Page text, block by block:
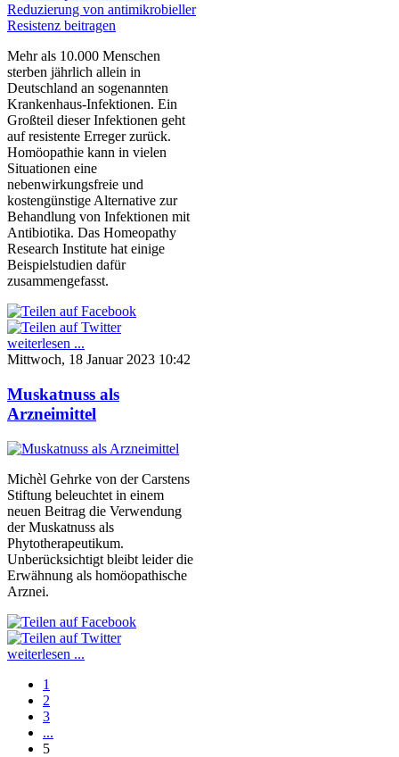
Mehr als 10.000 Menschen
sterben jährlich allein in
Deutschland an sogenannten
Krankenhaus-Infektionen. Ein
Großteil dieser Infektionen geht
auf resistente Erreger zurück.
Homöopathie kann in vielen
Situationen eine
nebenwirkungsfreie und
kostengünstige Alternative zur
Behandlung von Infektionen mit
Antibiotika. Das Homeopathy
Research Institute hat einige
Beispielstudien dafür
zusammengefasst.
weiterlesen ...
Mittwoch, 18 Januar 2023 10:42
Muskatnuss als
Arzneimittel
Michèl Gehrke von der Carstens
Stiftung beleuchtet in einem
neuen Beitrag die Verwendung
der Muskatnuss als
Phytotherapeutikum.
Unberücksichtigt bleibt leider die
Erwähnung als homöopathische
Arznei.
weiterlesen ...
1
2
3
...
5